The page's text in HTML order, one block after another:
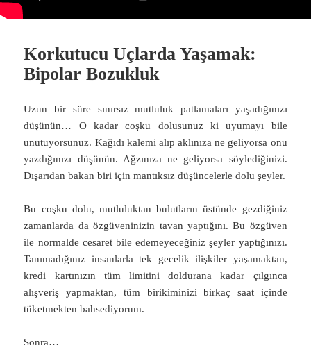
Korkutucu Uçlarda Yaşamak:
Bipolar Bozukluk
Uzun bir süre sınırsız mutluluk patlamaları yaşadığınızı
düşünün… O kadar coşku dolusunuz ki uyumayı bile
unutuyorsunuz. Kağıdı kalemi alıp aklınıza ne geliyorsa onu
yazdığınızı düşünün. Ağzınıza ne geliyorsa söylediğinizi.
Dışarıdan bakan biri için mantıksız düşüncelerle dolu şeyler.
Bu coşku dolu, mutluluktan bulutların üstünde gezdiğiniz
zamanlarda da özgüveninizin tavan yaptığını. Bu özgüven
ile normalde cesaret bile edemeyeceğiniz şeyler yaptığınızı.
Tanımadığınız insanlarla tek gecelik ilişkiler yaşamaktan,
kredi kartınızın tüm limitini doldurana kadar çılgınca
alışveriş yapmaktan, tüm birikiminizi birkaç saat içinde
tüketmekten bahsediyorum.
Sonra…